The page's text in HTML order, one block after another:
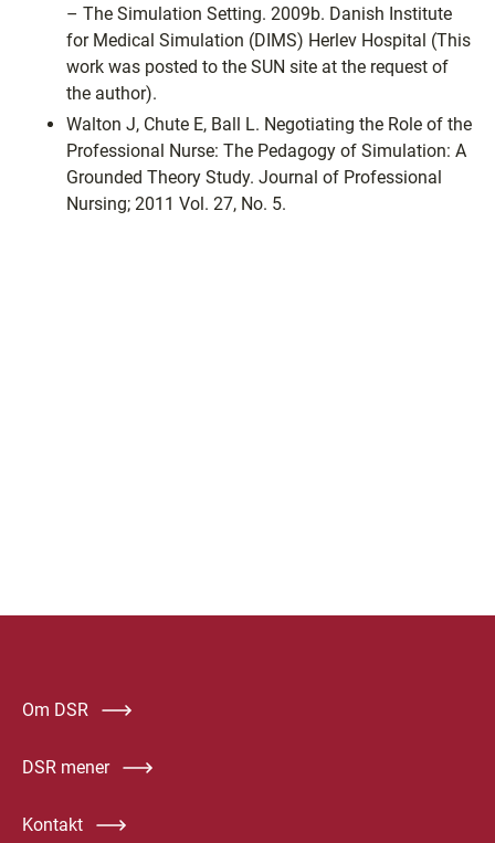
– The Simulation Setting. 2009b. Danish Institute
for Medical Simulation (DIMS) Herlev Hospital (This
work was posted to the SUN site at the request of
the author).
Walton J, Chute E, Ball L. Negotiating the Role of the
Professional Nurse: The Pedagogy of Simulation: A
Grounded Theory Study. Journal of Professional
Nursing; 2011 Vol. 27, No. 5.
Om DSR
DSR mener
Kontakt